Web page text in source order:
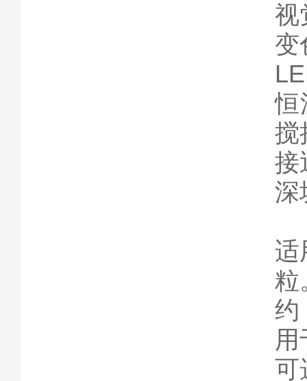
视
变
恒
搅
接
深
适
粒
约
可